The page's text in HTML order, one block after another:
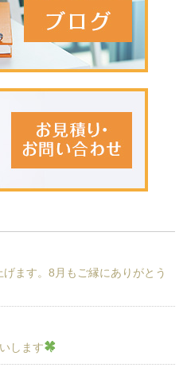
ます。8月もご縁にありがとう
します